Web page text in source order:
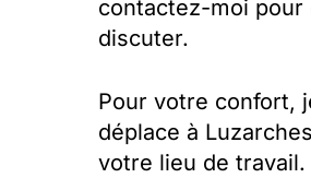
contactez-moi pour
discuter.
Pour votre confort,
déplace à
votre lieu de travail.